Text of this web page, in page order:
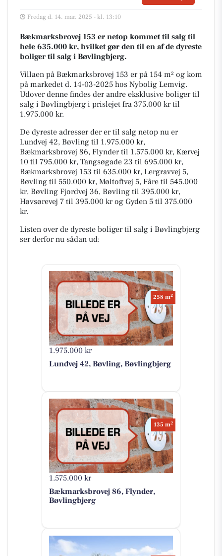
Fredag d. 14. mar. 2025 - kl. 13:10
Bækmarksbrovej 153 er netop kommet til salg til
hele 635.000 kr, hvilket gør den til en af de dyreste
boliger til salg i Bøvlingbjerg.
Villaen på Bækmarksbrovej 153 er på 154 m² og kom
på markedet d. 14-03-2025 hos Nybolig Lemvig.
Udover denne findes der andre eksklusive boliger til
salg i Bøvlingbjerg i prislejet fra 375.000 kr til
1.975.000 kr.
De dyreste adresser der er til salg netop nu er
Lundvej 42, Bøvling til 1.975.000 kr,
Bækmarksbrovej 86, Flynder til 1.575.000 kr, Kærvej
10 til 795.000 kr, Tangsøgade 23 til 695.000 kr,
Bækmarksbrovej 153 til 635.000 kr, Lergravvej 5,
Bøvling til 550.000 kr, Møltoftvej 5, Fåre til 545.000
kr, Bøvling Fjordvej 36, Bøvling til 395.000 kr,
Høvsørevej 7 til 395.000 kr og Gyden 5 til 375.000
kr.
Listen over de dyreste boliger til salg i Bøvlingbjerg
ser derfor nu sådan ud:
1.975.000 kr
258 m2
Lundvej 42, Bøvling, Bøvlingbjerg
1.575.000 kr
135 m2
Bækmarksbrovej 86, Flynder,
Bøvlingbjerg